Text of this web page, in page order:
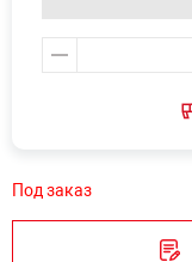
Под заказ